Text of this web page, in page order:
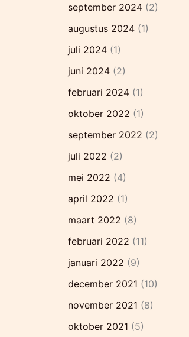
september 2024 (2)
augustus 2024 (1)
juli 2024 (1)
juni 2024 (2)
februari 2024 (1)
oktober 2022 (1)
september 2022 (2)
juli 2022 (2)
mei 2022 (4)
april 2022 (1)
maart 2022 (8)
februari 2022 (11)
januari 2022 (9)
december 2021 (10)
november 2021 (8)
oktober 2021 (5)